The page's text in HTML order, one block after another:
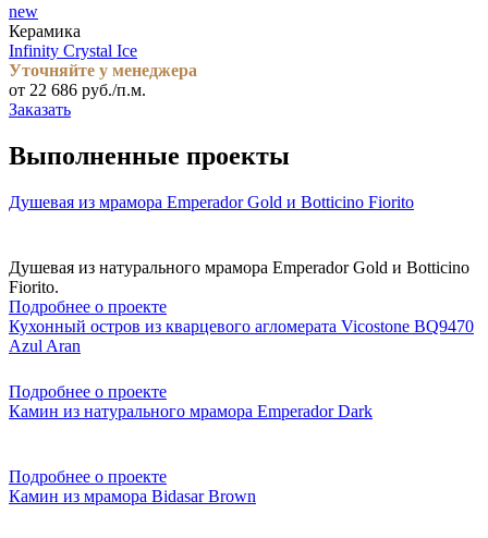
new
Керамика
Infinity Crystal Ice
Уточняйте у менеджера
от 22 686 руб./п.м.
Заказать
Выполненные проекты
Душевая из мрамора Emperador Gold и Botticino Fiorito
Душевая из натурального мрамора Emperador Gold и Botticino
Fiorito.
Подробнее о проекте
Кухонный остров из кварцевого агломерата Vicostone BQ9470
Azul Aran
Подробнее о проекте
Камин из натурального мрамора Emperador Dark
Подробнее о проекте
Камин из мрамора Bidasar Brown